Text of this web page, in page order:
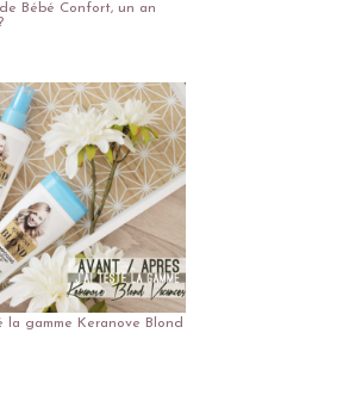
Bébé Confort, un an
gamme Keranove Blond